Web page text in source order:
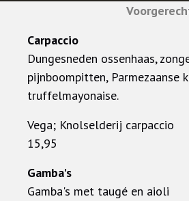
Carpaccio
Dungesneden ossenhaas,
pijnboompitten, Parmezaanse
truffelmayonaise.
Vega; Knolselderij carpaccio
15,95
Gamba's
Gamba's met taugé en aioli